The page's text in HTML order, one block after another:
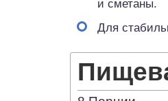
и сметаны.
Для